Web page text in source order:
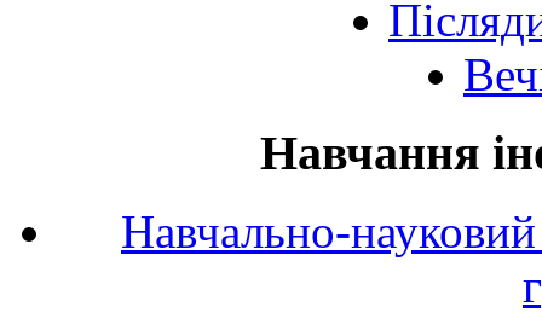
Навчання
Навчально-